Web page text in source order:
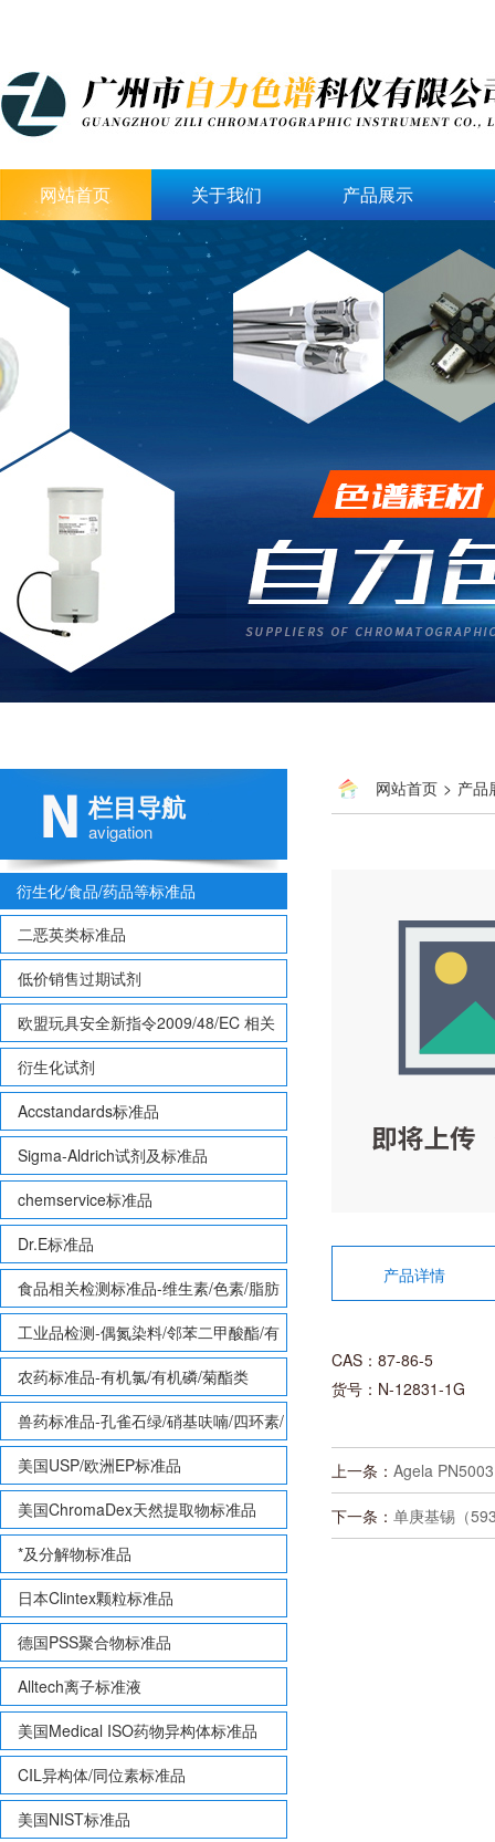
网站首页 关于我们 产品展示
栏目导航
avigation
衍生化/食品/药品等标准品
二恶英类标准品
低价销售过期试剂
欧盟玩具安全新指令2009/48/EC 相关
致敏性香味剂标准品
衍生化试剂
Accstandards标准品
Sigma-Aldrich试剂及标准品
chemservice标准品
Dr.E标准品
食品相关检测标准品-维生素/色素/脂肪
酸甲酯等
工业品检测-偶氮染料/邻苯二甲酸酯/有
机锡/多溴联苯/多溴联苯醚/多氯联苯
农药标准品-有机氯/有机磷/菊酯类
兽药标准品-孔雀石绿/硝基呋喃/四环素/
磺胺等
美国USP/欧洲EP标准品
美国ChromaDex天然提取物标准品
*及分解物标准品
日本Clintex颗粒标准品
德国PSS聚合物标准品
Alltech离子标准液
美国Medical ISO药物异构体标准品
CIL异构体/同位素标准品
美国NIST标准品
网站首页 > 产品
产品详情
CAS：87-86-5
货号：N-12831-1G
上一条： Agela
下一条： 单庚基锡（